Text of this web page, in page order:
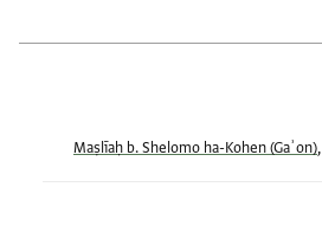
Maṣlīaḥ b. Shelomo ha-Kohen (Gaʾon)